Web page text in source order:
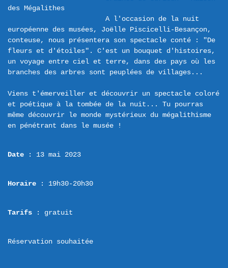
des Mégalithes
A l'occasion de la nuit
européenne des musées, Joëlle Piscicelli-Besançon,
conteuse, nous présentera son spectacle conté : "De
fleurs et d'étoiles". C'est un bouquet d'histoires,
un voyage entre ciel et terre, dans des pays où les
branches des arbres sont peuplées de villages...
Viens t'émerveiller et découvrir un spectacle coloré
et poétique à la tombée de la nuit... Tu pourras
même découvrir le monde mystérieux du mégalithisme
Date : 13 mai 2023
Horaire : 19h30-20h30
Tarifs : gratuit
Réservation souhaitée